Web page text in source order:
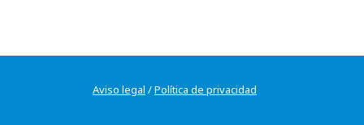
Aviso legal /Política de privacidad